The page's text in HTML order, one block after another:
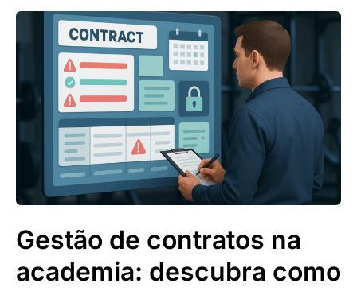
Gestão de contratos na
academia: descubra como